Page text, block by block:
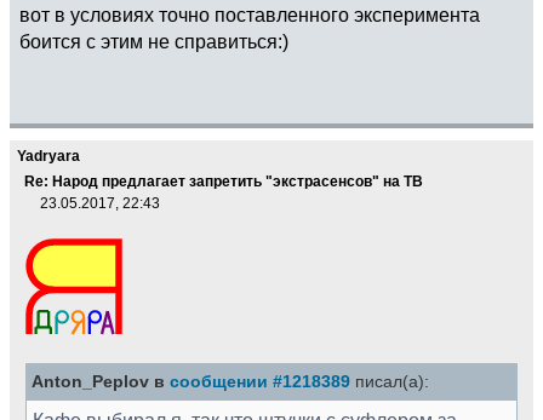
вот в условиях точно поставленного эксперимента
боится с этим не справиться:)
Yadryara
Re: Народ предлагает запретить "экстрасенсов" на ТВ
23.05.2017, 22:43
Anton_Peplov в сообщении #1218389 писал(а):